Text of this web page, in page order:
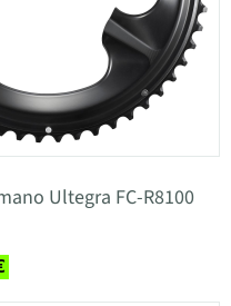
Ultegra FC-R8100